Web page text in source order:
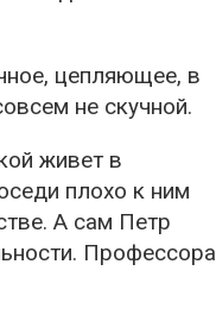
цепляющее, в
не скучной.
живет в
плохо к ним
А сам Петр
Профессора